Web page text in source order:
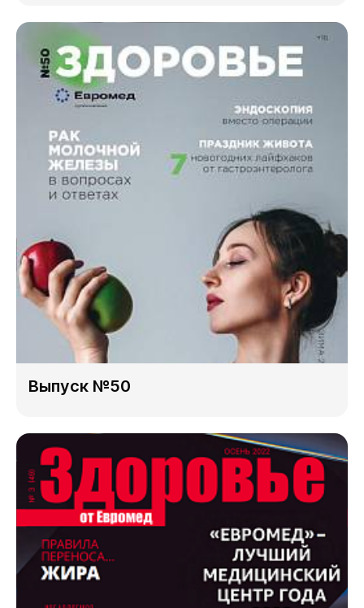
Выпуск №50